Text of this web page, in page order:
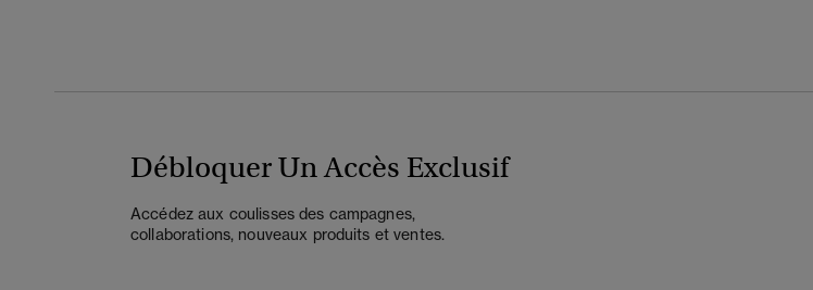
Débloquer Un Accès Exclusif
Accédez aux coulisses des campagnes,
collaborations, nouveaux produits et ventes.